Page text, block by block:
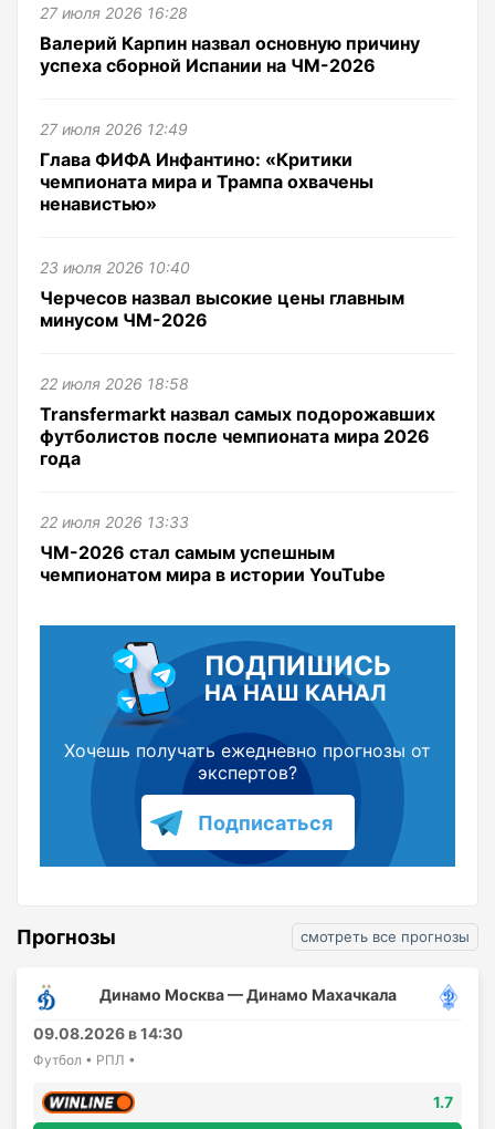
27 июля 2026 16:28
Валерий Карпин назвал основную причину
успеха сборной Испании на ЧМ-2026
27 июля 2026 12:49
Глава ФИФА Инфантино: «Критики
чемпионата мира и Трампа охвачены
ненавистью»
23 июля 2026 10:40
Черчесов назвал высокие цены главным
минусом ЧМ-2026
22 июля 2026 18:58
Transfermarkt назвал самых подорожавших
футболистов после чемпионата мира 2026
года
22 июля 2026 13:33
ЧМ-2026 стал самым успешным
чемпионатом мира в истории YouTube
ПОДПИШИСЬ
НА НАШ КАНАЛ
Хочешь получать ежедневно прогнозы от
экспертов?
Подписаться
Прогнозы смотреть все прогнозы
Динамо Москва — Динамо Махачкала
09.08.2026 в 14:30
Футбол • РПЛ •
1.7